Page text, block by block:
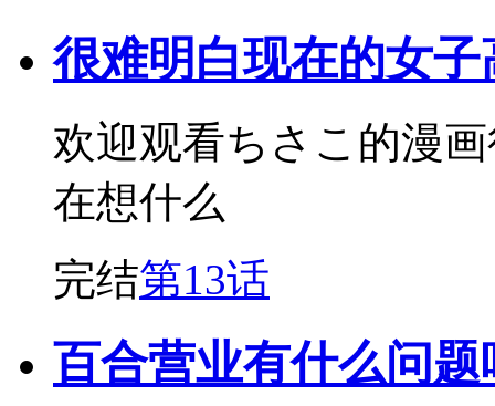
很难明白现在的女
欢迎观看ちさこ的漫
在想什么
完结第13话
百合营业有什么问题